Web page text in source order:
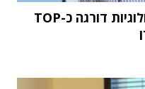
מחקר STKI השנתי: וואן טכנולוגיות דורגה כ-TOP